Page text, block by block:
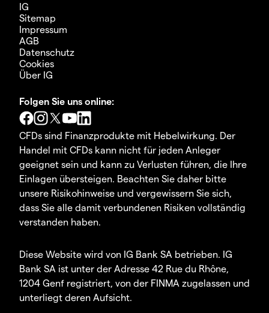
IG
Sitemap
Impressum
AGB
Datenschutz
Cookies
Über IG
Folgen Sie uns online:
CFDs sind Finanzprodukte mit Hebelwirkung. Der
Handel mit CFDs kann nicht für jeden Anleger
geeignet sein und kann zu Verlusten führen, die Ihre
Einlagen übersteigen. Beachten Sie daher bitte
unsere Risikohinweise und vergewissern Sie sich,
dass Sie alle damit verbundenen Risiken vollständig
verstanden haben.
Diese Website wird von IG Bank SA betrieben. IG
Bank SA ist unter der Adresse 42 Rue du Rhône,
1204 Genf registriert, von der FINMA zugelassen und
unterliegt deren Aufsicht.